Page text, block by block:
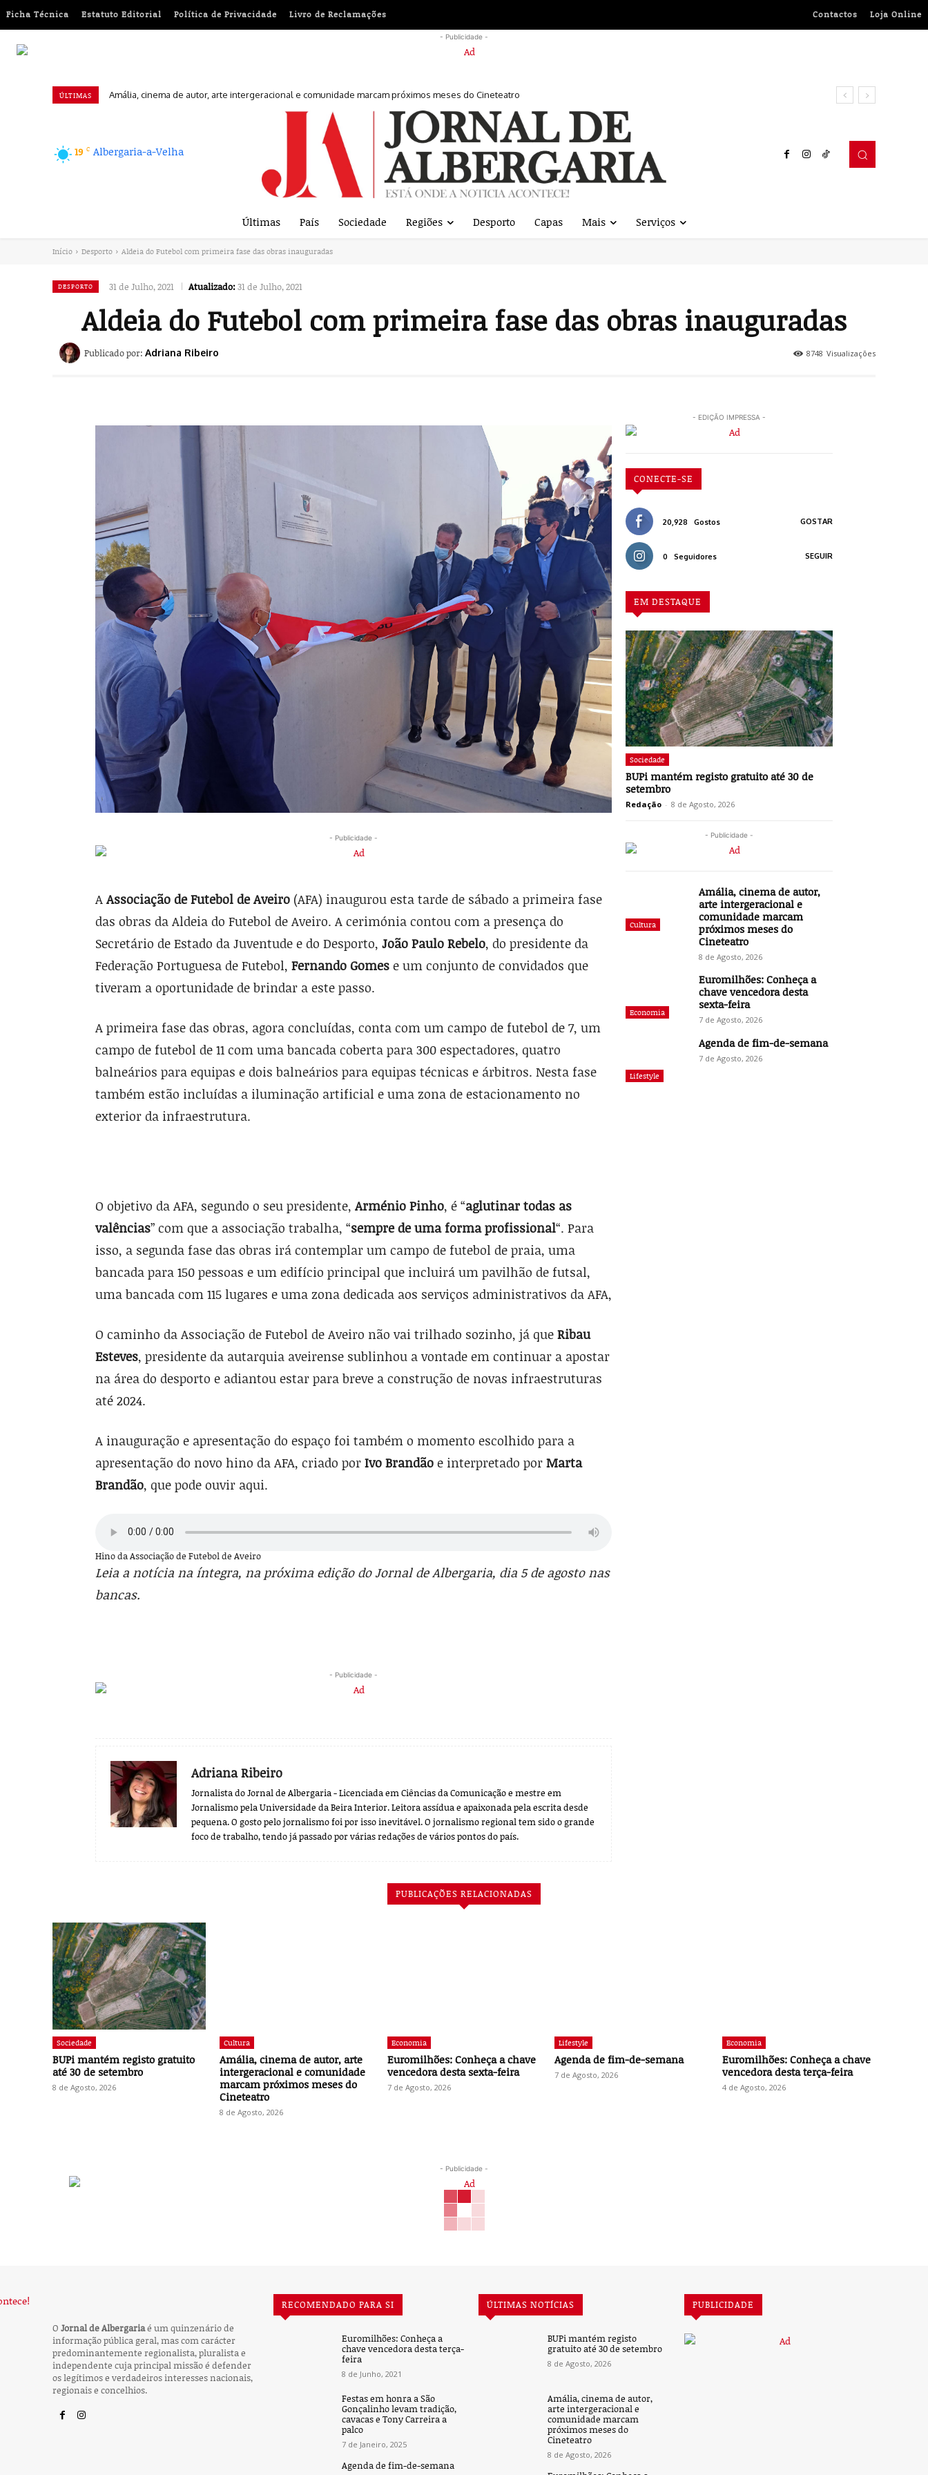
Contactos Loja Online
Ficha Técnica Estatuto Editorial Política de Privacidade Livro de Reclamações
- Publicidade -
ÚLTIMAS Amália, cinema de autor, arte intergeracional e comunidade marcam próximos meses do Cineteatro
Euromilhões: Conheça a chave vencedora desta sexta-feira
19 C Albergaria-a-Velha
Últimas País Sociedade Regiões Desporto Capas Mais Serviços
Início Desporto Aldeia do Futebol com primeira fase das obras inauguradas
DESPORTO 31 de Julho, 2021 Atualizado:31 de Julho, 2021
Aldeia do Futebol com primeira fase das obras inauguradas
8748 Visualizações
Publicado por: Adriana Ribeiro
- Publicidade -
A Associação de Futebol de Aveiro (AFA) inaugurou esta tarde de sábado a primeira fase
das obras da Aldeia do Futebol de Aveiro. A cerimónia contou com a presença do
Secretário de Estado da Juventude e do Desporto, João Paulo Rebelo, do presidente da
Federação Portuguesa de Futebol, Fernando Gomes e um conjunto de convidados que
tiveram a oportunidade de brindar a este passo.
A primeira fase das obras, agora concluídas, conta com um campo de futebol de 7, um
campo de futebol de 11 com uma bancada coberta para 300 espectadores, quatro
balneários para equipas e dois balneários para equipas técnicas e árbitros. Nesta fase
também estão incluídas a iluminação artificial e uma zona de estacionamento no
exterior da infraestrutura.
O objetivo da AFA, segundo o seu presidente, Arménio Pinho, é “aglutinar todas as
valências” com que a associação trabalha, “sempre de uma forma profissional“. Para
isso, a segunda fase das obras irá contemplar um campo de futebol de praia, uma
bancada para 150 pessoas e um edifício principal que incluirá um pavilhão de futsal,
uma bancada com 115 lugares e uma zona dedicada aos serviços administrativos da AFA,
O caminho da Associação de Futebol de Aveiro não vai trilhado sozinho, já que Ribau
Esteves, presidente da autarquia aveirense sublinhou a vontade em continuar a apostar
na área do desporto e adiantou estar para breve a construção de novas infraestruturas
até 2024.
A inauguração e apresentação do espaço foi também o momento escolhido para a
apresentação do novo hino da AFA, criado por Ivo Brandão e interpretado por Marta
Brandão, que pode ouvir aqui.
Hino da Associação de Futebol de Aveiro
Leia a notícia na íntegra, na próxima edição do Jornal de Albergaria, dia 5 de agosto nas
bancas.
- Publicidade -
Adriana Ribeiro
Jornalista do Jornal de Albergaria - Licenciada em Ciências da Comunicação e mestre em
Jornalismo pela Universidade da Beira Interior. Leitora assídua e apaixonada pela escrita desde
pequena. O gosto pelo jornalismo foi por isso inevitável. O jornalismo regional tem sido o grande
foco de trabalho, tendo já passado por várias redações de vários pontos do país.
- EDIÇÃO IMPRESSA -
CONECTE-SE
20,928 Gostos GOSTAR
0 Seguidores SEGUIR
EM DESTAQUE
Sociedade
BUPi mantém registo gratuito até 30 de
setembro
Redação - 8 de Agosto, 2026
- Publicidade -
Cultura
Amália, cinema de autor,
arte intergeracional e
comunidade marcam
próximos meses do
Cineteatro
8 de Agosto, 2026
Economia
Euromilhões: Conheça a
chave vencedora desta
sexta-feira
7 de Agosto, 2026
Lifestyle
Agenda de fim-de-semana
7 de Agosto, 2026
PUBLICAÇÕES RELACIONADAS
Sociedade
BUPi mantém registo gratuito
até 30 de setembro
8 de Agosto, 2026
Cultura
Amália, cinema de autor, arte
intergeracional e comunidade
marcam próximos meses do
Cineteatro
8 de Agosto, 2026
Economia
Euromilhões: Conheça a chave
vencedora desta sexta-feira
7 de Agosto, 2026
Lifestyle
Agenda de fim-de-semana
7 de Agosto, 2026
Economia
Euromilhões: Conheça a chave
vencedora desta terça-feira
4 de Agosto, 2026
- Publicidade -
O Jornal de Albergariaé um quinzenário de
informação pública geral, mas com carácter
predominantemente regionalista, pluralista e
independente cuja principal missão é defender
os legítimos e verdadeiros interesses nacionais,
regionais e concelhios.
RECOMENDADO PARA SI
Euromilhões: Conheça a
chave vencedora desta terça-
feira
8 de Junho, 2021
Festas em honra a São
Gonçalinho levam tradição,
cavacas e Tony Carreira a
palco
7 de Janeiro, 2025
Agenda de fim-de-semana
ÚLTIMAS NOTÍCIAS
BUPi mantém registo
gratuito até 30 de setembro
8 de Agosto, 2026
Amália, cinema de autor,
arte intergeracional e
comunidade marcam
próximos meses do
Cineteatro
8 de Agosto, 2026
PUBLICIDADE